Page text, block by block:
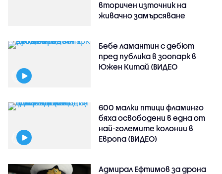
вторичен източник на
живачно замърсяване
Бебе ламантин с дебют
пред публика в зоопарк в
Южен Китай (ВИДЕО
600 малки птици фламинго
бяха освободени в една от
най-големите колонии в
Европа (ВИДЕО)
Адмирал Ефтимов за дрона